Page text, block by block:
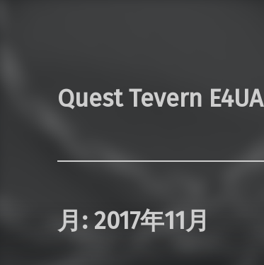
Quest Tevern E4UA
月: 2017年11月